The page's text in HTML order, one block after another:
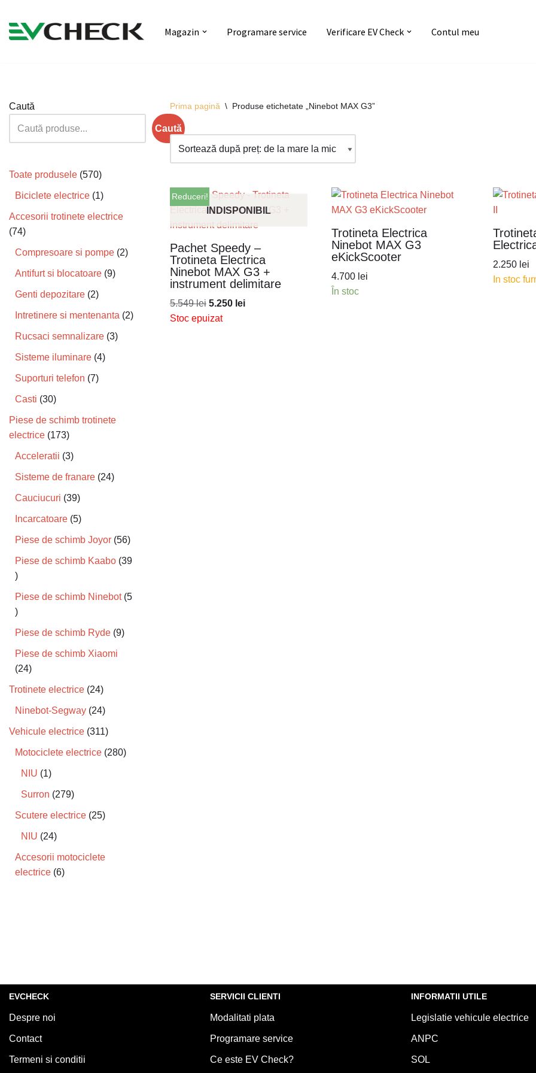
Sari
Magazin Programare service Verificare EV Check Contul meu
Caută
Caută
Toate produsele 570
Biciclete electrice 1
Accesorii trotinete electrice
74
Compresoare si pompe 2
Antifurt si blocatoare 9
Genti depozitare 2
Intretinere si mentenanta 2
Rucsaci semnalizare 3
Sisteme iluminare 4
Suporturi telefon 7
Casti 30
Piese de schimb trotinete
electrice 173
Acceleratii 3
Sisteme de franare 24
Cauciucuri 39
Incarcatoare 5
Piese de schimb Joyor 56
Piese de schimb Kaabo 39
Piese de schimb Ninebot 5
Piese de schimb Ryde 9
Piese de schimb Xiaomi
24
Trotinete electrice 24
Ninebot-Segway 24
Vehicule electrice 311
Motociclete electrice 280
NIU 1
Surron 279
Scutere electrice 25
NIU 24
Accesorii motociclete
electrice 6
Prima pagină \ Produse etichetate „Ninebot MAX G3”
INDISPONIBIL
Reduceri!
Pachet Speedy –
Trotineta Electrica
Ninebot MAX G3 +
instrument delimitare
5.549lei 5.250 lei
Stoc epuizat
Trotineta Electrica
Ninebot MAX G3
eKickScooter
4.700 lei
În stoc
2.250 lei
In stoc
EVCHECK
Despre noi
Contact
Termeni si conditii
SERVICII CLIENTI
Modalitati plata
Programare service
Ce este EV Check?
INFORMATII UTILE
Legislatie vehicule electrice
ANPC
SOL